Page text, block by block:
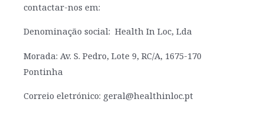
contactar-nos em:
Denominação social: Health In Loc, Lda
Morada: Av. S. Pedro, Lote 9, RC/A, 1675-170
Pontinha
Correio eletrónico: geral@healthinloc.pt